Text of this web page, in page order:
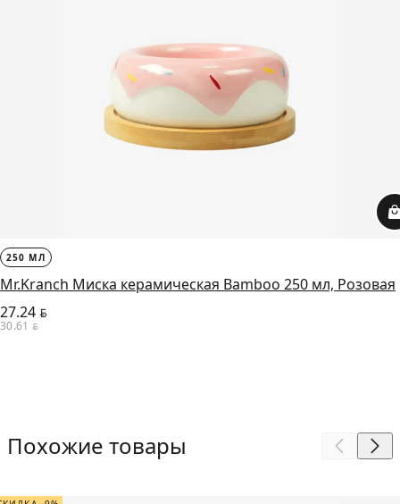
250 МЛ
Mr.Kranch Миска керамическая Bamboo 250 мл, Розовая
27.24 BYN
30.61 BYN
Похожие товары